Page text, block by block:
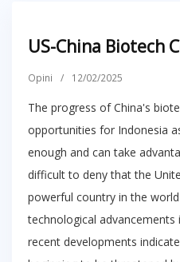
US-China Biotech
Opini / 12/02/2025
The progress of China's
opportunities for Indonesia
enough and can take
difficult to deny that the
powerful country in the
technological advancements
recent developments